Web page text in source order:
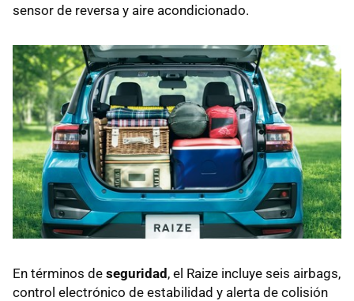
sensor de reversa y aire acondicionado.
En términos de seguridad, el Raize incluye seis airbags,
control electrónico de estabilidad y alerta de colisión